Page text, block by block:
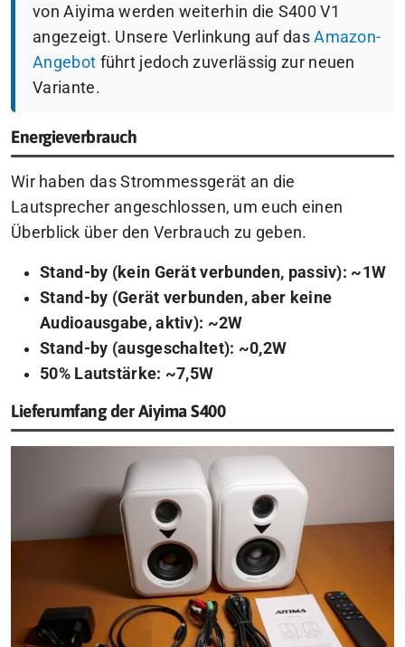
von Aiyima werden weiterhin die S400 V1
angezeigt. Unsere Verlinkung auf dasAmazon-
Angebot führt jedoch zuverlässig zur neuen
Variante.
Energieverbrauch
Wir haben das Strommessgerät an die
Lautsprecher angeschlossen, um euch einen
Überblick über den Verbrauch zu geben.
Stand-by (kein Gerät verbunden, passiv): ~1W
Stand-by (Gerät verbunden, aber keine
Audioausgabe, aktiv): ~2W
Stand-by (ausgeschaltet): ~0,2W
50% Lautstärke: ~7,5W
Lieferumfang der Aiyima S400